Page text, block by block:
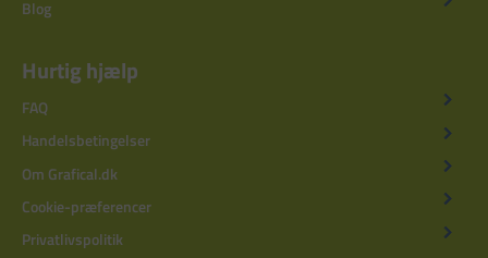
Blog
Hurtig hjælp
FAQ
Handelsbetingelser
Om Grafical.dk
Cookie-præferencer
Privatlivspolitik